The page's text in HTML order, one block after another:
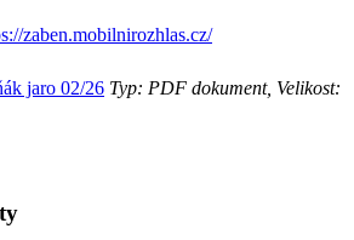
zaben.mobilnirozhlas.cz/
jaro 02/26 Typ: PDF dokument, Velikost: